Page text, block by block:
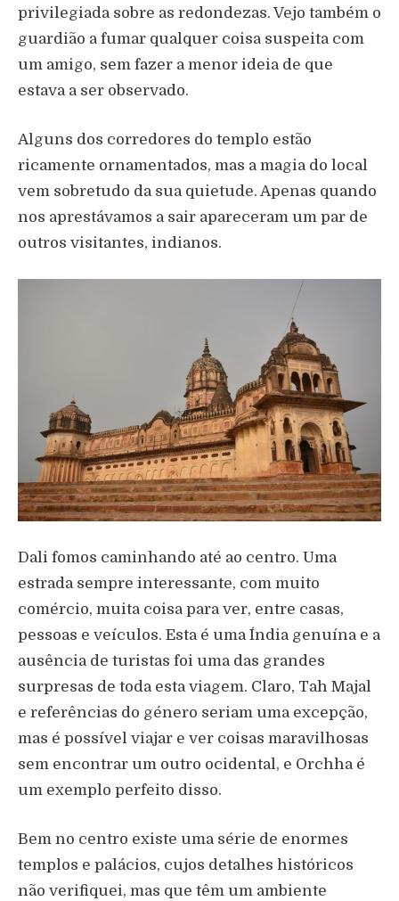
privilegiada sobre as redondezas. Vejo também o
guardião a fumar qualquer coisa suspeita com
um amigo, sem fazer a menor ideia de que
estava a ser observado.
Alguns dos corredores do templo estão
ricamente ornamentados, mas a magia do local
vem sobretudo da sua quietude. Apenas quando
nos aprestávamos a sair apareceram um par de
outros visitantes, indianos.
Dali fomos caminhando até ao centro. Uma
estrada sempre interessante, com muito
comércio, muita coisa para ver, entre casas,
pessoas e veículos. Esta é uma Índia genuína e a
ausência de turistas foi uma das grandes
surpresas de toda esta viagem. Claro, Tah Majal
e referências do género seriam uma excepção,
mas é possível viajar e ver coisas maravilhosas
sem encontrar um outro ocidental, e Orchha é
um exemplo perfeito disso.
Bem no centro existe uma série de enormes
templos e palácios, cujos detalhes históricos
não verifiquei, mas que têm um ambiente